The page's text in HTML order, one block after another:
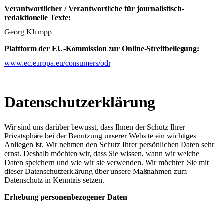
Verantwortlicher / Verantwortliche für journalistisch-
redaktionelle Texte:
Georg Klumpp
Plattform der EU-Kommission zur Online-Streitbeilegung:
www.ec.europa.eu/consumers/odr
Datenschutz­erklärung
Wir sind uns darüber bewusst, dass Ihnen der Schutz Ihrer
Privatsphäre bei der Benutzung unserer Website ein wichtiges
Anliegen ist. Wir nehmen den Schutz Ihrer persönlichen Daten sehr
ernst. Deshalb möchten wir, dass Sie wissen, wann wir welche
Daten speichern und wie wir sie verwenden. Wir möchten Sie mit
dieser Datenschutzerklärung über unsere Maßnahmen zum
Datenschutz in Kenntnis setzen.
Erhebung personenbezogener Daten